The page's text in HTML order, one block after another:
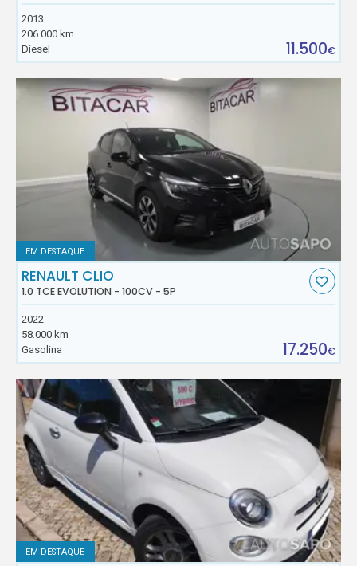
2013
206.000 km
Diesel
11.500€
EM DESTAQUE
RENAULT CLIO
1.0 TCE EVOLUTION - 100CV - 5P
2022
58.000 km
Gasolina
17.250€
EM DESTAQUE